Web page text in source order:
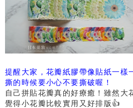
提醒大家，花瓣紙膠帶像貼紙一樣
撕的時候要小心不要撕破喔！
自己拼貼花瓣真的好療癒！雖然大
覺得小花瓣比較實用又好排版👍